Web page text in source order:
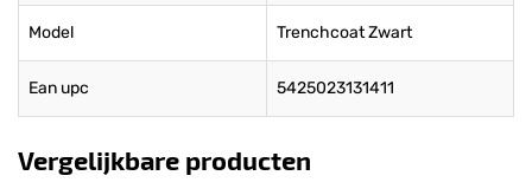
Model Trenchcoat Zwart
Ean upc 5425023131411
Vergelijkbare producten